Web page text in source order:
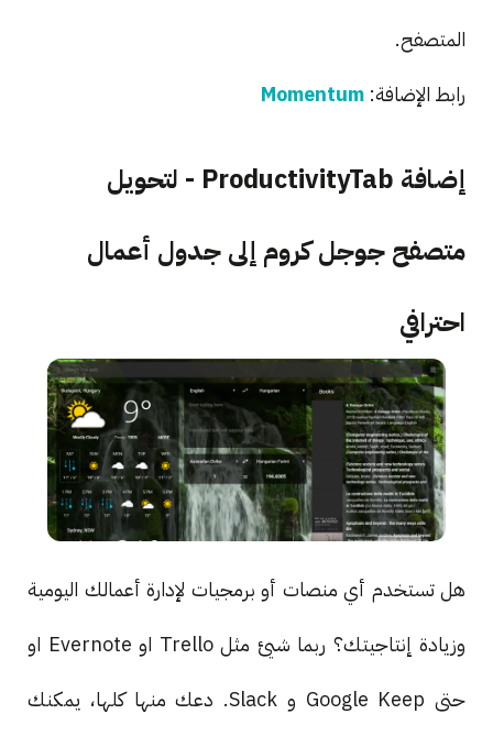
المتصفح.
رابط الإضافة: Momentum
إضافة ProductivityTab - لتحويل
متصفح جوجل كروم إلى جدول أعمال
احترافي
هل تستخدم أي منصات أو برمجيات لإدارة أعمالك اليومية
وزيادة إنتاجيتك؟ ربما شيئ مثل Trello او Evernote او
حتى Google Keep و Slack. دعك منها كلها، يمكنك